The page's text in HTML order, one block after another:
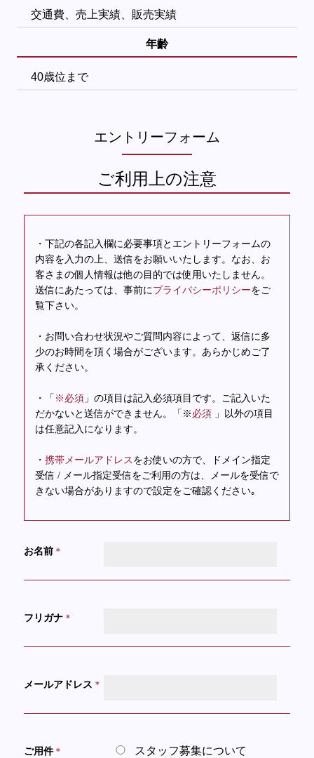
交通費、売上実績、販売実績
年齡
40歳位まで
エントリーフォーム
ご利用上の注意
・下記の各記入欄に必要事項とエントリーフォームの
内容を入力の上、送信をお願いいたします。なお、お
客さまの個人情報は他の目的では使用いたしません。
送信にあたっては、事前にプライバシーポリシーをご
覧下さい。
・お問い合わせ状況やご質問内容によって、返信に多
少のお時間を頂く場合がございます。あらかじめご了
承ください。
・「 ※必須 」の項目は記入必須項目です。ご記入いた
だかないと送信ができません。「※ 必須 」以外の項目
は任意記入になります。
・ 携帯メールアドレス をお使いの方で、ドメイン指定
受信 / メール指定受信をご利用の方は、メールを受信で
きない場合がありますので設定をご確認ください｡
お名前＊
フリガナ＊
メールアドレス ＊
ご用件＊
スタッフ募集について